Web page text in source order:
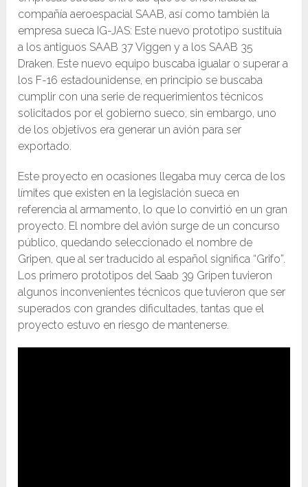
compañía aeroespacial SAAB, así como también la
empresa sueca IG-JAS: Este nuevo prototipo sustituía
a los antiguos SAAB 37 Viggen y a los SAAB 35
Draken. Este nuevo equipo buscaba igualar o superar a
los F-16 estadounidense, en principio se buscaba
cumplir con una serie de requerimientos técnicos
solicitados por el gobierno sueco, sin embargo, uno
de los objetivos era generar un avión para ser
exportado.
Este proyecto en ocasiones llegaba muy cerca de los
límites que existen en la legislación sueca en
referencia al armamento, lo que lo convirtió en un gran
proyecto. El nombre del avión surge de un concurso
público, quedando seleccionado el nombre de
Gripen, que al ser traducido al español significa “Grifo”.
Los primero prototipos del Saab 39 Gripen tuvieron
algunos inconvenientes técnicos que tuvieron que ser
superados con grandes dificultades, tantas que el
proyecto estuvo en riesgo de mantenerse.